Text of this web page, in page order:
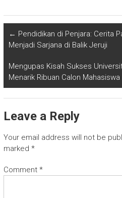
← Pendidikan di Penjara: Cerita
Menjadi Sarjana di Balik Jeruji
Mengupas Kisah Sukses
Menarik Ribuan Calon Mahasiswa
Leave a Reply
Your email address will not be
marked *
Comment *